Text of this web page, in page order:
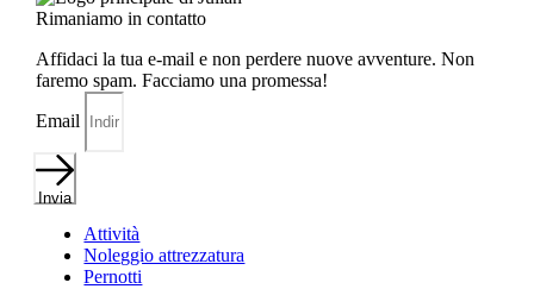
Rimaniamo in contatto
Affidaci la tua e-mail e non perdere nuove avventure. Non
faremo spam. Facciamo una promessa!
Email
Invia
Attività
Noleggio attrezzatura
Pernotti